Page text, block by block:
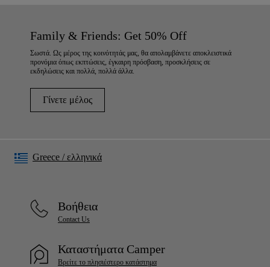
Family & Friends: Get 50% Off
Σωστά. Ως μέρος της κοινότητάς μας, θα απολαμβάνετε αποκλειστικά
προνόμια όπως εκπτώσεις, έγκαιρη πρόσβαση, προσκλήσεις σε
εκδηλώσεις και πολλά, πολλά άλλα.
Γίνετε μέλος
Βοήθεια
Contact Us
Καταστήματα Camper
Βρείτε το πλησιέστερο κατάστημα
Greece /ελληνικά